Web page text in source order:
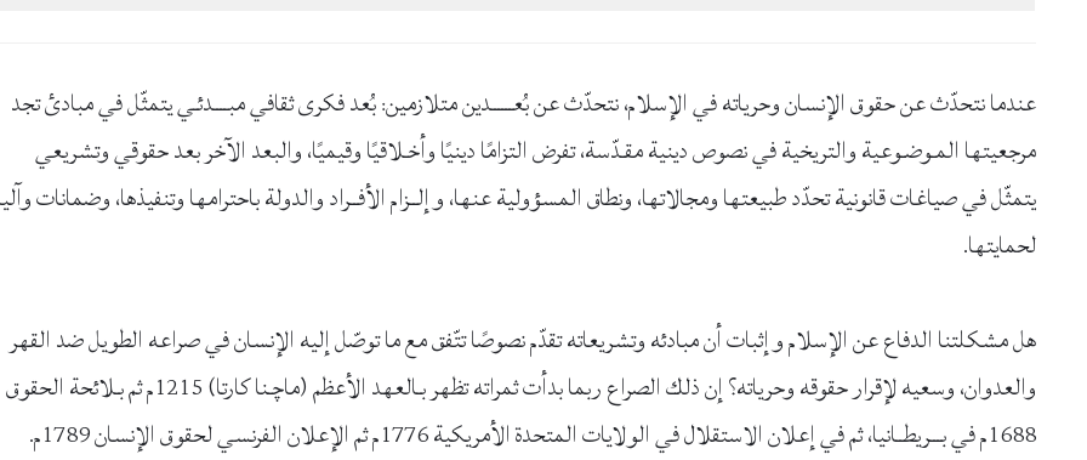
عندما نتحدّث عن حقوق الإنسان وحرياته في الإسلام، نتحدّث عن بُعــــــدين متلازمين: بُعد فكرى ثقافي مبــــدئـي يتمثّل في مبادئ تجد
مرجعيتها المـوضـوعية والتريخية في نصوص دينية مقـدّسة، تفرض التزامًا دينيًا وأخـلاقيًا وقيميًا، والبعد الآخر بعد حقوقي وتشريعي
يتمثّل في صياغات قانونية تحدّد طبيعتها ومجالاتها، ونطاق المسؤولية عنها، وإلــزام الأفــراد والدولة باحترامها وتنفيذها، وضمانات
لحمايتها.
هل مشكلتنا الدفاع عن الإسلام وإثبات أن مبادئه وتشريعاته تقدّم نصوصًا تتّفق مع ما توصّل إليه الإنسان في صراعه الطويل ضد القهر
والعدوان، وسعيه لإقرار حقوقه وحرياته؟ إن ذلك الصراع ربما بدأت ثمراته تظهر بـالعهد الأعظم (ماچـنا كارتا) 1215م ثم بـلائحة الحقوق
1688م في بـــريطــانيا، ثم في إعلان الاستقلال في الولايات المتحدة الأمريكية 1776م ثم الإعلان الفرنسي لحقوق الإنسان 1789م.